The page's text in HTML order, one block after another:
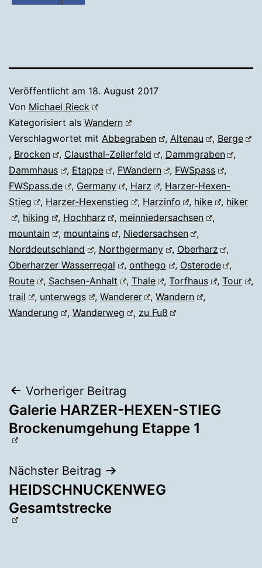
Veröffentlicht am 18. August 2017
Von Michael Rieck
Kategorisiert als Wandern
Verschlagwortet mit Abbegraben , Altenau , Berge
, Brocken , Clausthal-Zellerfeld , Dammgraben
,
Dammhaus
, Etappe , FWandern , FWSpass
,
FWSpass.de
, Germany , Harz , Harzer-Hexen-
Stieg
, Harzer-Hexenstieg , Harzinfo , hike , hiker
, hiking , Hochharz , meinniedersachsen
,
mountain
, mountains , Niedersachsen
,
Norddeutschland
, Northgermany , Oberharz
,
Oberharzer Wasserregal
, onthego , Osterode
,
Route
, Sachsen-Anhalt , Thale ,Torfhaus ,Tour
,
trail
, unterwegs , Wanderer ,Wandern
,
Wanderung
, Wanderweg , zu Fuß
Beitragsnavigation
Vorheriger Beitrag
Galerie HARZER-HEXEN-STIEG
Brockenumgehung Etappe 1
Nächster Beitrag
HEIDSCHNUCKENWEG
Gesamtstrecke